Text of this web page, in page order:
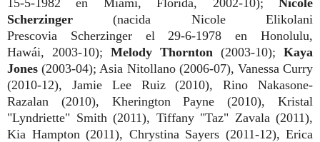
Scherzinger(nacida Nicole Elikolani
Prescovia Scherzinger el 29-6-1978 en Honolulu,
Hawái, 2003-10); Melody Thornton (2003-10); Kaya
Jones (2003-04); Asia Nitollano (2006-07), Vanessa Curry
(2010-12), Jamie Lee Ruiz (2010), Rino Nakasone-
Razalan (2010), Kherington Payne (2010), Kristal
"Lyndriette" Smith (2011), Tiffany "Taz" Zavala (2011),
Kia Hampton (2011), Chrystina Sayers (2011-12), Erica